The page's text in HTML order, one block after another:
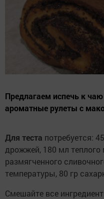
Предлагаем испечь к
ароматные рулеты с
Для теста потребуется:
дрожжей, 180 мл теплого
размягченного
температуры, 80 гр
Смешайте все